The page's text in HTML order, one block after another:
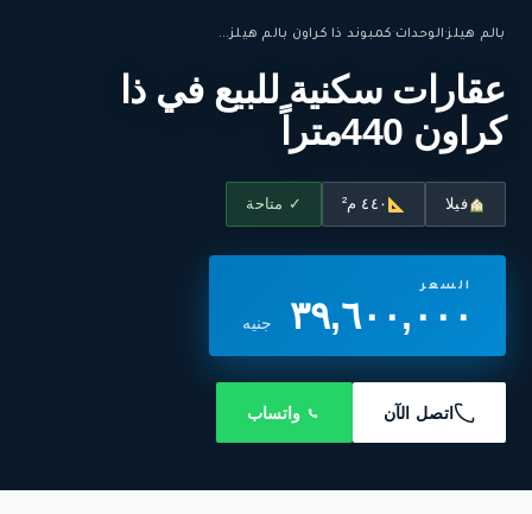
بالم هيلز·الوحدات·كمبوند ذا كراون بالم هيلز...
عقارات سكنية للبيع في ذا
كراون 440متراً
فيلا ٤٤٠ م² ✓ متاحة
السعر
٣٩,٦٠٠,٠٠٠ جنيه
اتصل الآن واتساب